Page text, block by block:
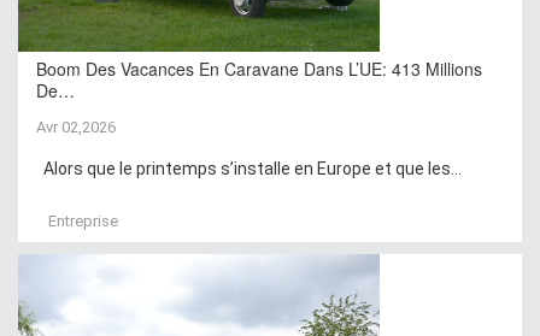
Boom Des Vacances En Caravane Dans L’UE: 413 Millions
De…
Avr 02,2026
Alors que le printemps s’installe en Europe et que les...
Entreprise